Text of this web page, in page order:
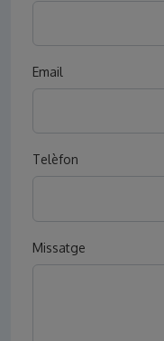
Email
Telèfon
Missatge